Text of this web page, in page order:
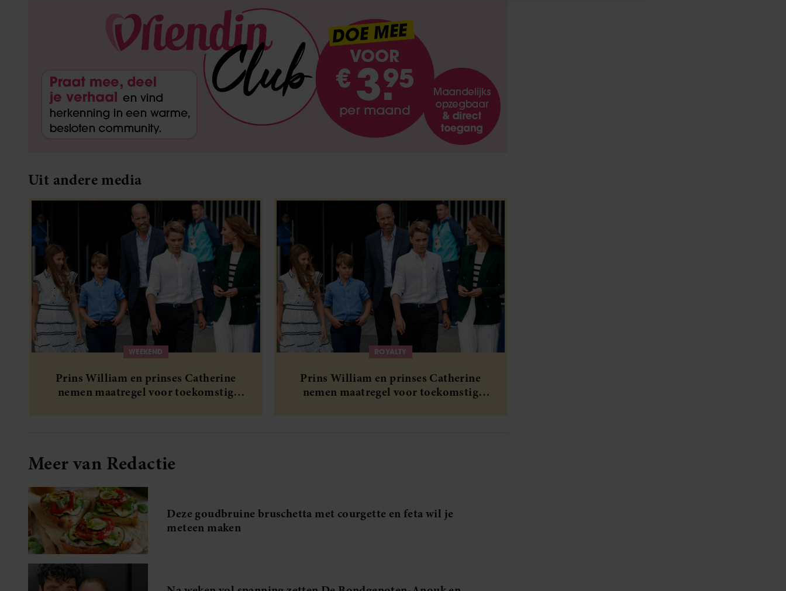
Uit andere media
WEEKEND
Prins William en prinses Catherine
nemen maatregel voor toekomstig
ROYALTY
Prins William en prinses Catherine
nemen maatregel voor toekomstig
Meer van Redactie
Deze goudbruine bruschetta met courgette en feta wil je
meteen maken